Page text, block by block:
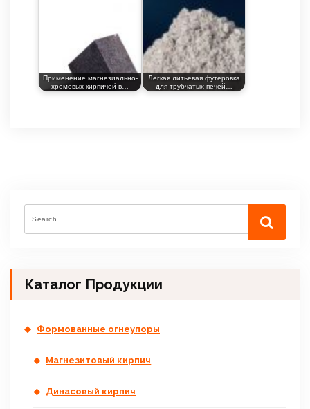
Применение магнезиально-
хромовых кирпичей в…
Легкая литьевая футеровка
для трубчатых печей…
Каталог Продукции
Формованные огнеупоры
Магнезитовый кирпич
Динасовый кирпич